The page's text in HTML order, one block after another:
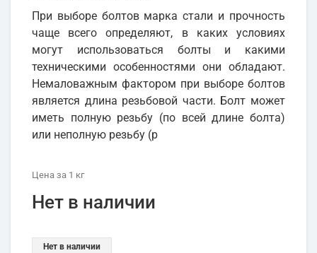
При выборе болтов марка стали и прочность
чаще всего определяют, в каких условиях
могут использоваться болты и какими
техническими особенностями они обладают.
Немаловажным фактором при выборе болтов
является длина резьбовой части. Болт может
иметь полную резьбу (по всей длине болта)
или неполную резьбу (р
Цена за 1 кг
Нет в наличии
Нет в наличии